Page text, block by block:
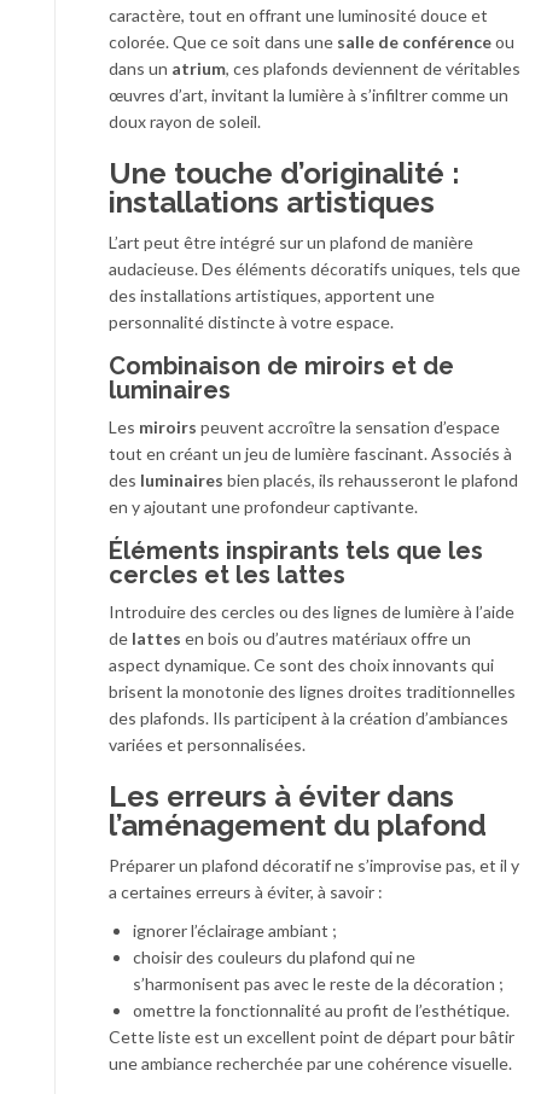
caractère, tout en offrant une luminosité douce et
colorée. Que ce soit dans une salle de conférenceou
dans un atrium, ces plafonds deviennent de véritables
œuvres d’art, invitant la lumière à s’infiltrer comme un
doux rayon de soleil.
Une touche d’originalité :
installations artistiques
L’art peut être intégré sur un plafond de manière
audacieuse. Des éléments décoratifs uniques, tels que
des installations artistiques, apportent une
personnalité distincte à votre espace.
Combinaison de miroirs et de
luminaires
Les miroirs peuvent accroître la sensation d’espace
tout en créant un jeu de lumière fascinant. Associés à
des luminaires bien placés, ils rehausseront le plafond
en y ajoutant une profondeur captivante.
Éléments inspirants tels que les
cercles et les lattes
Introduire des cercles ou des lignes de lumière à l’aide
de lattes en bois ou d’autres matériaux offre un
aspect dynamique. Ce sont des choix innovants qui
brisent la monotonie des lignes droites traditionnelles
des plafonds. Ils participent à la création d’ambiances
variées et personnalisées.
Les erreurs à éviter dans
l’aménagement du plafond
Préparer un plafond décoratif ne s’improvise pas, et il y
a certaines erreurs à éviter, à savoir :
ignorer l’éclairage ambiant ;
choisir des couleurs du plafond qui ne
s’harmonisent pas avec le reste de la décoration ;
omettre la fonctionnalité au profit de l’esthétique.
Cette liste est un excellent point de départ pour bâtir
une ambiance recherchée par une cohérence visuelle.